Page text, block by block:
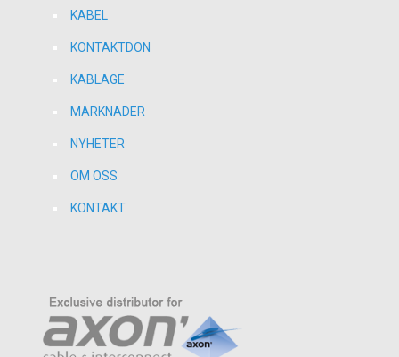
KABEL
KONTAKTDON
KABLAGE
MARKNADER
NYHETER
OM OSS
KONTAKT